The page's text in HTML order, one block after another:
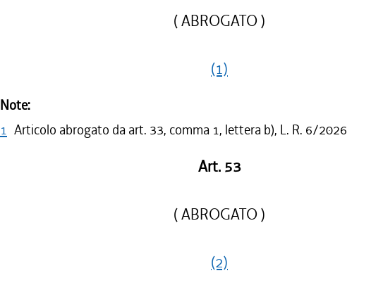
( ABROGATO )
(1)
Note:
1 Articolo abrogato da art. 33, comma 1, lettera b), L. R. 6/2026
Art. 53
( ABROGATO )
(2)